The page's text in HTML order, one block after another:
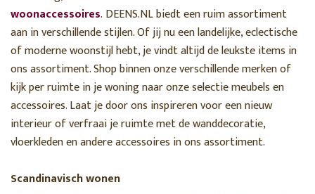
woonaccessoires. DEENS.NL biedt een ruim assortiment
aan in verschillende stijlen. Of jij nu een landelijke, eclectische
of moderne woonstijl hebt, je vindt altijd de leukste items in
ons assortiment. Shop binnen onze verschillende merken of
kijk per ruimte in je woning naar onze selectie meubels en
accessoires. Laat je door ons inspireren voor een nieuw
interieur of verfraai je ruimte met de wanddecoratie,
vloerkleden en andere accessoires in ons assortiment.
Scandinavisch wonen